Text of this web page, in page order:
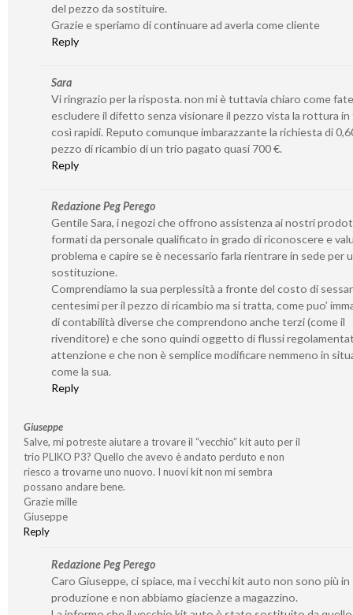
del pezzo da sostituire.
Grazie e speriamo di continuare ad averla come cliente
Reply
Sara
Vi ringrazio per la risposta. non mi è tuttavia chiaro come
escludere il difetto senza visionare il pezzo vista la rottura in
così rapidi. Reputo comunque imbarazzante la richiesta di
pezzo di ricambio di un trio pagato quasi 700 €.
Reply
Redazione Peg Perego
Gentile Sara, i negozi che offrono assistenza ai nostri
formati da personale qualificato in grado di riconoscere e
problema e capire se è necessario farla rientrare in sede per
sostituzione.
Comprendiamo la sua perplessità a fronte del costo di
centesimi per il pezzo di ricambio ma si tratta, come puo’
di contabilità diverse che comprendono anche terzi (come il
rivenditore) e che sono quindi oggetto di flussi
attenzione e che non è semplice modificare nemmeno in
come la sua.
Reply
Giuseppe
Salve, mi potreste aiutare a trovare il “vecchio” kit auto per il
trio PLIKO P3? Quello che avevo è andato perduto e non
riesco a trovarne uno nuovo. I nuovi kit non mi sembra
possano andare bene.
Grazie mille
Giuseppe
Reply
Redazione Peg Perego
Caro Giuseppe, ci spiace, ma i vecchi kit auto non sono più in
produzione e non abbiamo giacienze a magazzino.